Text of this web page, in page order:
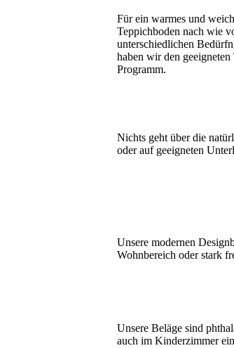
Für ein warmes und
Teppichboden nach wie
unterschiedlichen
haben wir den
Programm.
Nichts geht über die
oder auf geeigneten
Unsere modernen
Wohn­bereich oder stark
Unsere Beläge sind
auch im Kinder­zimmer